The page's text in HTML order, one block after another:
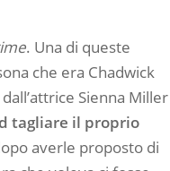
. Una di queste
che era Chadwick
Sienna Miller
tagliare il proprio
averle proposto di